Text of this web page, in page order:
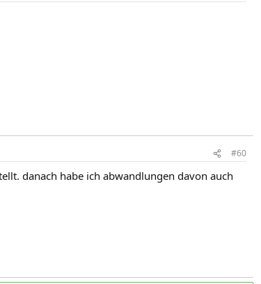
#60
danach habe ich abwandlungen davon auch